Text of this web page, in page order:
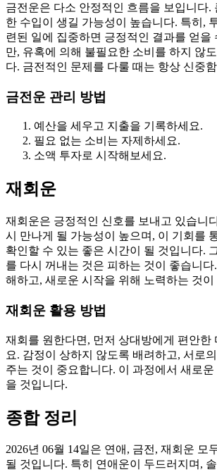
금전운은 다소 안정적인 흐름을 보입니다.
한 수입이 생길 가능성이 높습니다. 특히,
련된 일에 집중하면 긍정적인 결과를 얻을
만, 유혹에 의해 불필요한 소비를 하지 않
다. 금전적인 문제를 다룰 때는 항상 신중
금전운 관리 방법
예산을 세우고 지출을 기록하세요.
필요 없는 소비는 자제하세요.
소액 투자로 시작해보세요.
재회운
재회운은 긍정적인 신호를 보내고 있습니
시 만나게 될 가능성이 높으며, 이 기회를
확인할 수 있는 좋은 시간이 될 것입니다.
를 다시 꺼내는 것은 피하는 것이 좋습니다
해하고, 새로운 시작을 위해 노력하는 것이
재회운 활용 방법
재회를 원한다면, 먼저 상대방에게 편안한
요. 감정이 상하지 않도록 배려하고, 서로
주는 것이 중요합니다. 이 과정에서 새로
을 것입니다.
종합 정리
2026년 06월 14일은 연애, 금전, 재회운 모
될 것입니다. 특히 연애운이 두드러지며,